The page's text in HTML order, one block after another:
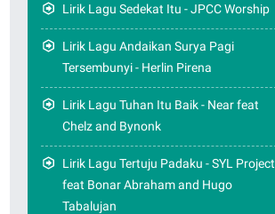
Lirik Lagu Sedekat Itu - JPCC Worship
Lirik Lagu Andaikan Surya Pagi
Tersembunyi - Herlin Pirena
Lirik Lagu Tuhan Itu Baik - Near feat
Chelz and Bynonk
Lirik Lagu Tertuju Padaku - SYL Project
feat Bonar Abraham and Hugo
Tabalujan